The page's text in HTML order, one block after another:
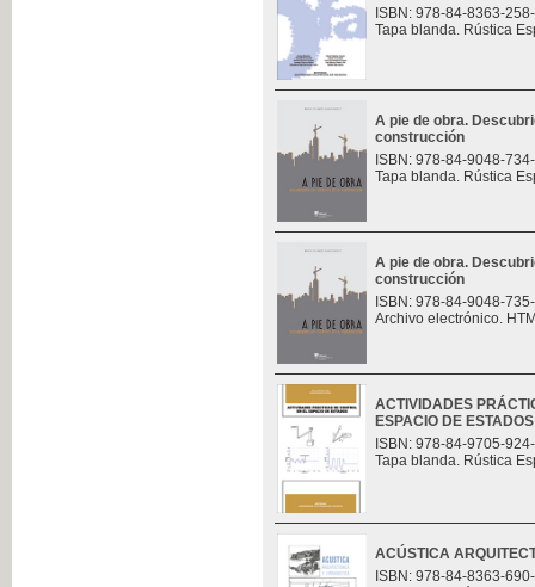
ISBN: 978-84-8363-
Tapa blanda. Rústica
A pie de obra.
construcción
ISBN: 978-84-9048-
Tapa blanda. Rústica
A pie de obra.
construcción
ISBN: 978-84-9048-
Archivo electrónico.
ACTIVIDADES
ESPACIO DE ESTADOS
ISBN: 978-84-9705-
Tapa blanda. Rústica
ACÚSTICA
ISBN: 978-84-8363-